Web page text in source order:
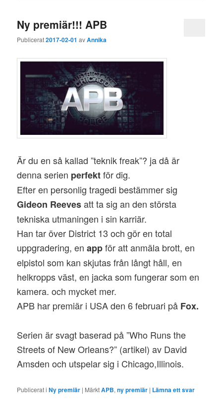
Ny premiär!!! APB
Publicerat2017-02-01 avAnnika
Är du en så kallad ”teknik freak”? ja då är
denna serien perfektför dig.
Efter en personlig tragedi bestämmer sig
Gideon Reevesatt ta sig an den största
tekniska utmaningen i sin karriär.
Han tar över District 13 och gör en total
uppgradering, en appför att anmäla brott, en
elpistol som kan skjutas från långt håll, en
helkropps väst, en jacka som fungerar som en
kamera. och mycket mer.
APB har premiär i USA den 6 februari på Fox.
Serien är svagt baserad på ”Who Runs the
Streets of New Orleans?” (artikel) av David
Amsden och utspelar sig i Chicago,Illinois.
Publicerat i Ny premiär | MärktAPB,ny premiär | Lämna ett svar